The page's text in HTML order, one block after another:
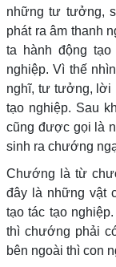
những tư tưởng,
phát ra âm thanh
ta hành động
nghiệp. Vì thế
nghĩ, tư tưởng, lời
tạo nghiệp. Sau
cũng được gọi là
sinh ra chướng
Chướng là từ
đây là những vật
tạo tác tạo
thì chướng phải
bên ngoài thì con